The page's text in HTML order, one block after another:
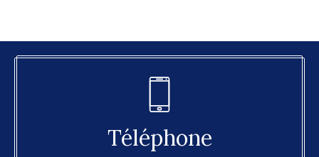
Téléphone